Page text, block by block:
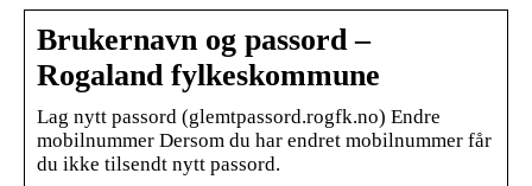
Brukernavn og passord –
Rogaland fylkeskommune
Lag nytt passord (glemtpassord.rogfk.no) Endre
mobilnummer Dersom du har endret mobilnummer får
du ikke tilsendt nytt passord.